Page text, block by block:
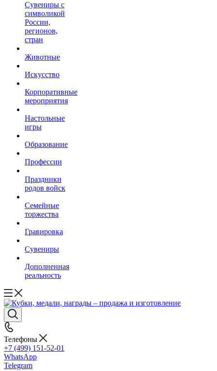
Сувениры с
символикой
России,
регионов,
стран
Животные
Искусство
Корпоративные
мероприятия
Настольные
игры
Образование
Профессии
Праздники
родов войск
Семейные
торжества
Гравировка
Сувениры
Дополненная
реальность
Телефоны
+7 (499) 151-52-01
WhatsApp
Telegram